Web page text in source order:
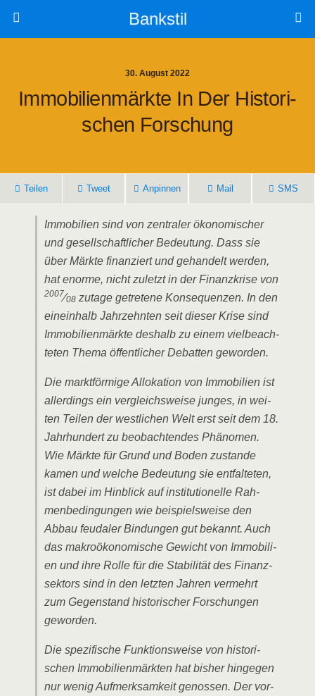
Bankstil
30. August 2022
Immo­bi­li­en­märk­te In Der His­to­ri­
Schen Forschung
Tei­len Tweet Anpin­nen Mail SMS
Immo­bi­li­en sind von zen­tra­ler öko­no­mi­scher
und gesell­schaft­li­cher Bedeu­tung. Dass sie
über Märk­te finan­ziert und gehan­delt wer­den,
hat enor­me, nicht zuletzt in der Finanz­kri­se von
2007⁄08 zuta­ge getre­te­ne Kon­se­quen­zen. In den
ein­ein­halb Jahr­zehn­ten seit die­ser Kri­se sind
Immo­bi­li­en­märk­te des­halb zu einem viel­be­ach­
te­ten The­ma öffent­li­cher Debat­ten geworden.
Die markt­för­mi­ge Allo­ka­ti­on von Immo­bi­li­en ist
aller­dings ein ver­gleichs­wei­se jun­ges, in wei­
ten Tei­len der west­li­chen Welt erst seit dem 18.
Jahr­hun­dert zu beob­ach­ten­des Phä­no­men.
Wie Märk­te für Grund und Boden zustan­de
kamen und wel­che Bedeu­tung sie ent­fal­te­ten,
ist dabei im Hin­blick auf insti­tu­tio­nel­le Rah­
men­be­din­gun­gen wie bei­spiels­wei­se den
Abbau feu­da­ler Bin­dun­gen gut bekannt. Auch
das makro­öko­no­mi­sche Gewicht von Immo­bi­li­
en und ihre Rol­le für die Sta­bi­li­tät des Finanz­
sek­tors sind in den letz­ten Jah­ren ver­mehrt
zum Gegen­stand his­to­ri­scher For­schun­gen
geworden.
Die spe­zi­fi­sche Funk­ti­ons­wei­se von his­to­ri­
schen Immo­bi­li­en­märk­ten hat bis­her hin­ge­gen
nur wenig Auf­merk­sam­keit genos­sen. Der vor­